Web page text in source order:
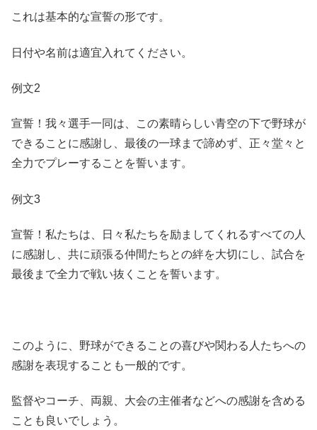
これは基本的な宣誓の形です。
日付や名前は適宜入れてください。
例文2
宣誓！我々選手一同は、この素晴らしい青空の下で野球が
できることに感謝し、最後の一球まで諦めず、正々堂々と
全力でプレーすることを誓います。
例文3
宣誓！私たちは、日々私たちを励ましてくれるすべての人
に感謝し、共に頑張る仲間たちとの絆を大切にし、試合を
最後まで全力で戦い抜くことを誓います。
このように、野球ができることの喜びや関わる人たちへの
感謝を表現することも一般的です。
監督やコーチ、両親、大会の主催者などへの感謝を含める
ことも良いでしょう。